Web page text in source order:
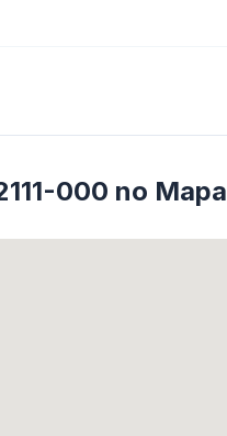
000 no Mapa